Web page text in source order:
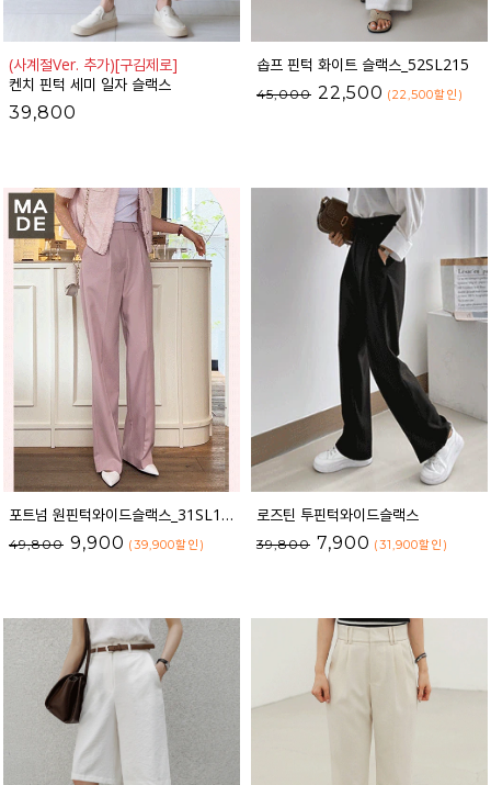
(사계절Ver. 추가)[구김제로]
켄치 핀턱 세미 일자 슬랙스
39,800
솝프 핀턱 화이트 슬랙스_52SL215
45,000 22,500 (22,500할인 )
포트넘 원핀턱와이드슬랙스_31SL1950
49,800 9,900 (39,900할인 )
로즈틴 투핀턱와이드슬랙스
39,800 7,900 (31,900할인 )